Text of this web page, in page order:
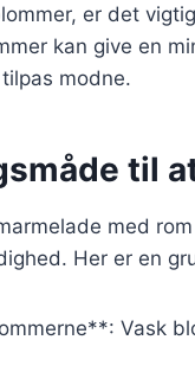
er det
kan give en
modne.
til
med
Her er en
Vask